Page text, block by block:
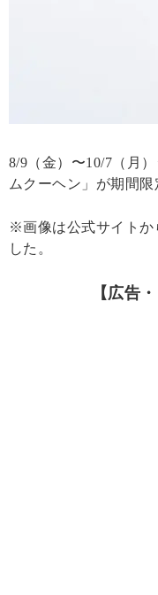
8/9（金）〜10/7（月
ムクーヘン」が期間限
※画像は公式サイトか
した。
【広告